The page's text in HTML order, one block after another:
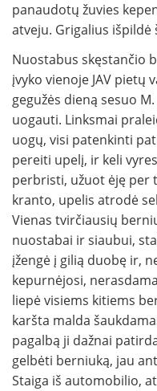
panaudotų žuvies
atveju. Grigalius išpildė
Nuostabus skęstančio
įvyko vienoje JAV pietų
gegužės dieną sesuo
uogauti. Linksmai
uogų, visi patenkinti
pereiti upelį, ir keli
perbristi, užuot ėję per
kranto, upelis atrodė
Vienas tvirčiausių
nuostabai ir siaubui,
įžengė į gilią duobę ir,
kepurnėjosi,
liepė visiems kitiems
karšta malda
pagalbą ji dažnai
gelbėti berniuką, jau
Staiga iš automobilio,